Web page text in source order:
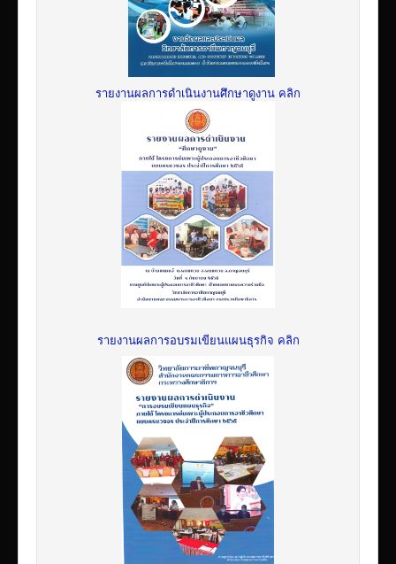
รายงานผลการดำเนินงานศึกษาดูงาน คลิก
รายงานผลการอบรมเขียนแผนธุรกิจ คลิก